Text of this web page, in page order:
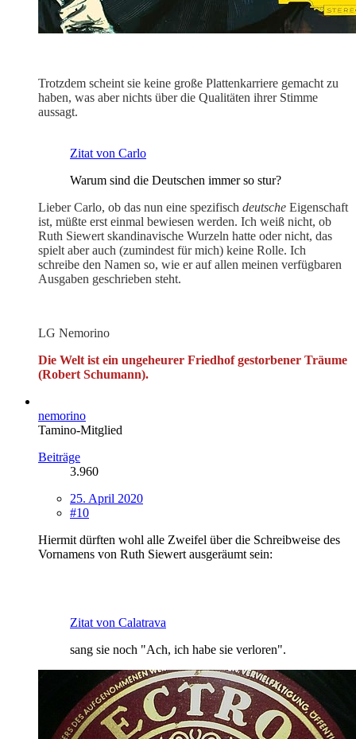
Trotzdem scheint sie keine große Plattenkarriere gemacht zu
haben, was aber nichts über die Qualitäten ihrer Stimme
aussagt.
Zitat von Carlo
Warum sind die Deutschen immer so stur?
Lieber Carlo, ob das nun eine spezifisch deutsche Eigenschaft
ist, müßte erst einmal bewiesen werden. Ich weiß nicht, ob
Ruth Siewert skandinavische Wurzeln hatte oder nicht, das
spielt aber auch (zumindest für mich) keine Rolle. Ich
schreibe den Namen so, wie er auf allen meinen verfügbaren
Ausgaben geschrieben steht.
LG Nemorino
Die Welt ist ein ungeheurer Friedhof gestorbener Träume
(Robert Schumann).
nemorino
Tamino-Mitglied
Beiträge
3.960
25. April 2020
#10
Hiermit dürften wohl alle Zweifel über die Schreibweise des
Vornamens von Ruth Siewert ausgeräumt sein:
Zitat von Calatrava
sang sie noch "Ach, ich habe sie verloren".